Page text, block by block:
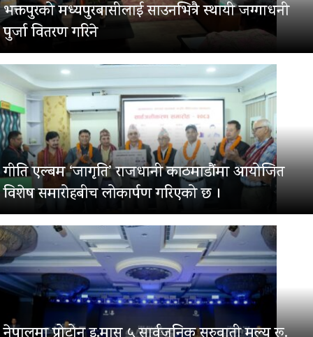
भक्तपुरको मध्यपुरबासीलाई साउनभित्रै स्थायी जग्गाधनी
पुर्जा वितरण गरिने
गीति एल्बम ‘जागृति’ राजधानी काठमाडौंमा आयोजित
विशेष समारोहबीच लोकार्पण गरिएको छ ।